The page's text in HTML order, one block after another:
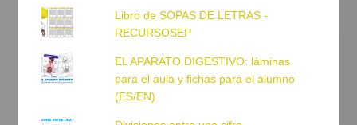
Libro de SOPAS DE LETRAS -
RECURSOSEP
EL APARATO DIGESTIVO: láminas
para el aula y fichas para el alumno
(ES/EN)